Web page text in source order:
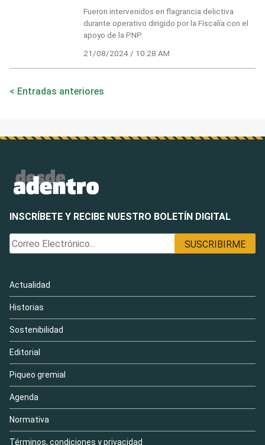
Fueron intervenidos en flagrancia delictiva
durante operativo dirigido por la Fiscalía con el
apoyo de la PNP.
21/08/2024 / 10:28 AM
Navegación
Entradas anteriores
INSCRÍBETE Y RECIBE NUESTRO BOLETÍN DIGITAL
Actualidad
Historias
Sostenibilidad
Editorial
Piqueo gremial
Agenda
Normativa
Términos, condiciones y privacidad